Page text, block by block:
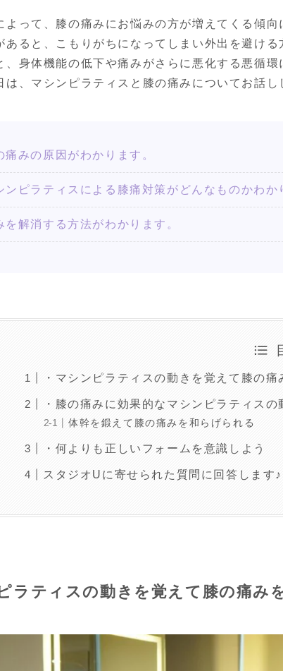
よって、膝の痛みにお悩みの方が増えてくる傾向
あると、こもりがちになってしまい外出を避ける
、身体機能の低下や痛みがさらに悪化する悪循環
は、マシンピラティスと膝の痛みについてお話し
痛みの原因がわかります。
ンピラティスによる膝痛対策がどんなものかわか
を解消する方法がわかります。
・マシンピラティスの動きを覚えて膝の痛
・膝の痛みに効果的なマシンピラティスの
体幹を鍛えて膝の痛みを和らげられる
・何よりも正しいフォームを意識しよう
スタジオUに寄せられた質問に回答します♪
ラティスの動きを覚えて膝の痛み